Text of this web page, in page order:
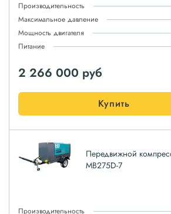
Производительность
Максимальное давление
Мощность двигателя
Питание
2 266 000 руб
Купить
Передвижной
MB275D-7
Производительность